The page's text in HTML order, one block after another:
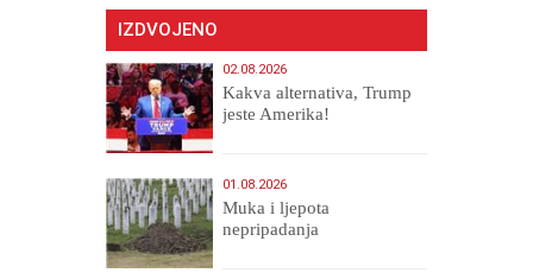
IZDVOJENO
02.08.2026
Kakva alternativa, Trump
jeste Amerika!
01.08.2026
Muka i ljepota
nepripadanja